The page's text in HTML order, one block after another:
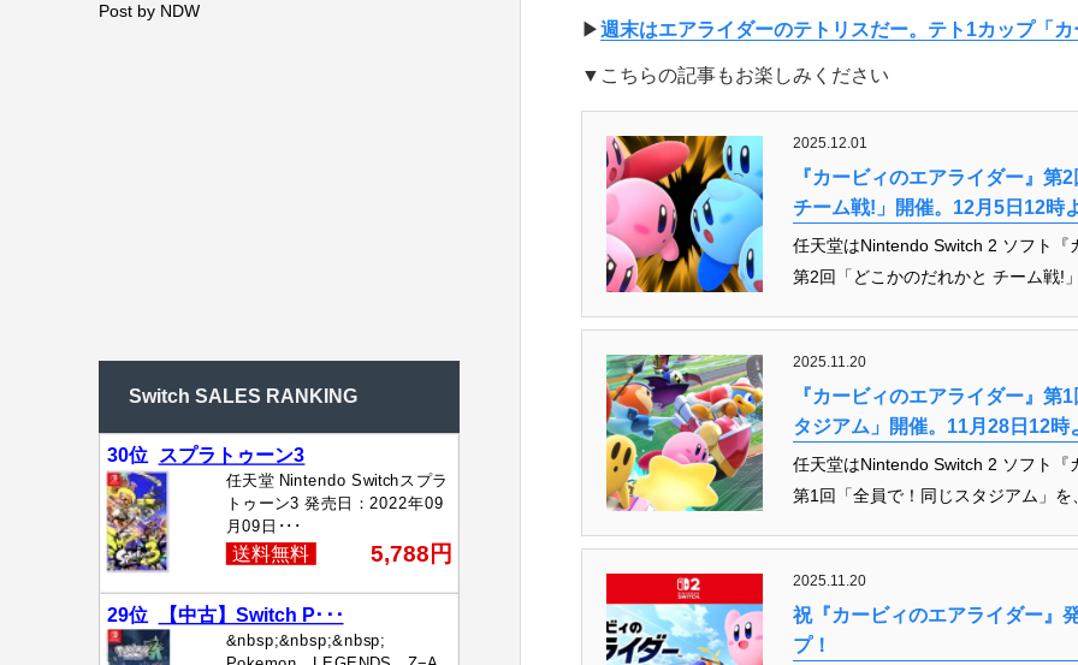
▶︎週末はエアライダーのテトリスだー。テト1カップ「
▼こちらの記事もお楽しみください
2025.12.01
『カービィのエアライダー』第
チーム戦!」開催。12月5日12時
任天堂はNintendo Switch 2 ソフト
第2回「どこかのだれかと チーム戦!
2025.11.20
『カービィのエアライダー』第
タジアム」開催。11月28日12時
任天堂はNintendo Switch 2 ソフト
第1回「全員で！同じスタジアム」
2025.11.20
祝『カービィのエアライダー』
プ！
Post by NDW
Switch SALES RANKING